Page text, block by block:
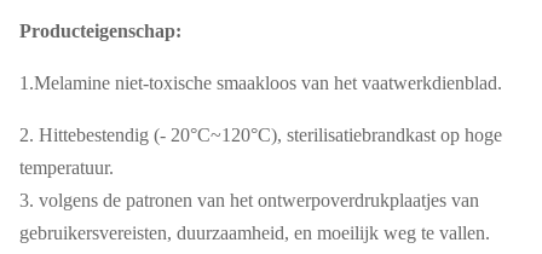
Producteigenschap:
1.Melamine niet-toxische smaakloos van het vaatwerkdienblad.
2. Hittebestendig (- 20°C~120°C), sterilisatiebrandkast op hoge
temperatuur.
3. volgens de patronen van het ontwerpoverdrukplaatjes van
gebruikersvereisten, duurzaamheid, en moeilijk weg te vallen.